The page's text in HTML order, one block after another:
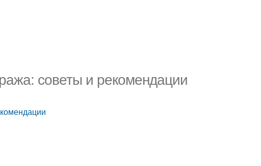
советы и рекомендации